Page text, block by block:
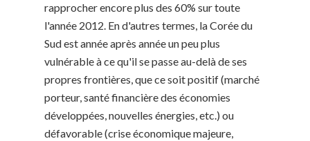
rapprocher encore plus des 60% sur toute
l'année 2012. En d'autres termes, la Corée du
Sud est année après année un peu plus
vulnérable à ce qu'il se passe au-delà de ses
propres frontières, que ce soit positif (marché
porteur, santé financière des économies
développées, nouvelles énergies, etc.) ou
défavorable (crise économique majeure,